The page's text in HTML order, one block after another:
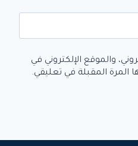
والموقع الإلكتروني في
المرة المقبلة في تعليقي.